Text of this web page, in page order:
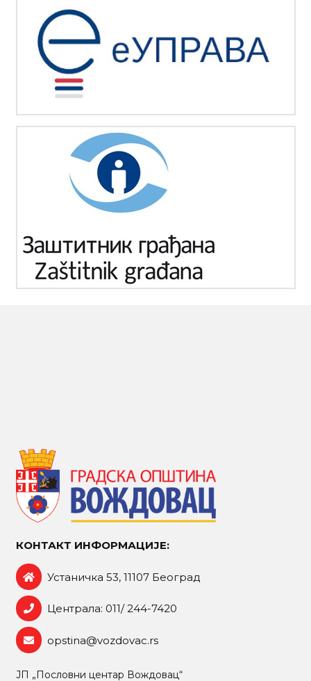
КОНТАКТ ИНФОРМАЦИЈЕ:
Устаничка 53, 11107 Београд
Централа: 011/ 244-7420
opstina@vozdovac.rs
ЈП „Пословни центар Вождовац“